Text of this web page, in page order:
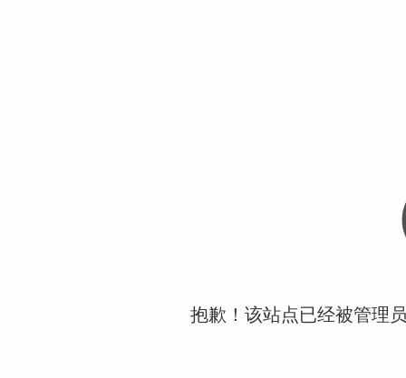
抱歉！该站点已经被管理